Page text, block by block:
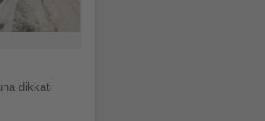
dikkati